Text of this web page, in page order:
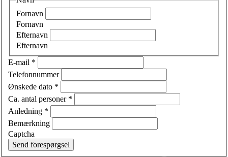
Fornavn
Fornavn
Efternavn
Efternavn
E-mail *
Telefonnummer
Ønskede dato *
Ca. antal personer *
Anledning *
Bemærkning
Captcha
Send forespørgsel